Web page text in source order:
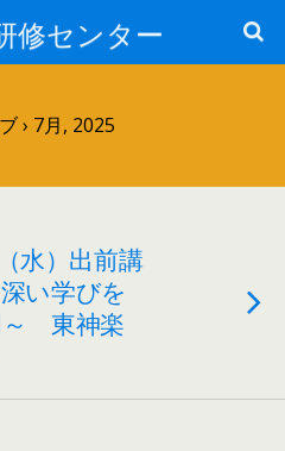
修センター
› 7月, 2025
水）出前講
い学びを
～ 東神楽